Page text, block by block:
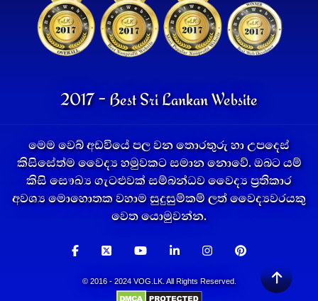
2017 - Best Sri Lankan Website
මෙම වෙබ් අඩවියේ පල වන තොරතුරු හා උපදෙස්
කිසිසේත්ම වෛද්‍ය හමුවකට සමාන නොවේ. ඔබට යම්
කිසි සෞඛ්‍ය ගැටළුවක් සම්බන්ධව වෛද්‍ය ප්‍රතිකාර
අවශ්‍ය මොහොතක වහාම සුදුසුම්කම් ලත් වෛද්‍යවරයකු
වෙත යොමුවන්න.
© 2016 - 2024 VOG.LK. All Rights Reserved.